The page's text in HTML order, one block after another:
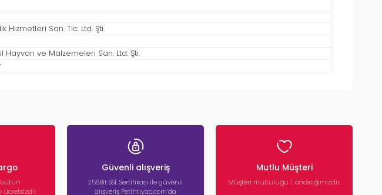
Hizmetleri San. Tic. Ltd. Şti.
Hayvan ve Malzemeleri San. Ltd. Şti.
bütün
ücretsizdir.
Güvenli alışveriş
256Bit SSL Sertifikası ile güvenli
alışveriş Petihtiyac.com’da
Mutlu Müşteri
Müşteri mutluluğu 1. önceliğimizdir.